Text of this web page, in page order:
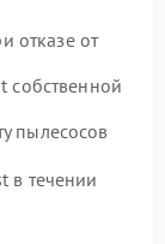
отказе от
собственной
пылесосов
в течении